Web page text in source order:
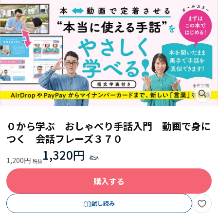
０から学ぶ おしゃべり手話入門 動画で身に
つく 会話フレーズ３７０
1,200円 1,320円
購入する
試し読み